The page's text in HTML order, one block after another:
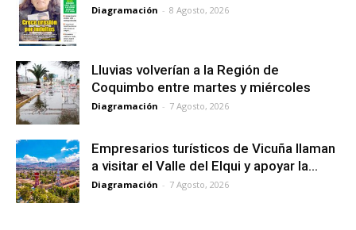
Diagramación - 8 Agosto, 2026
Lluvias volverían a la Región de
Coquimbo entre martes y miércoles
Diagramación - 7 Agosto, 2026
Empresarios turísticos de Vicuña llaman
a visitar el Valle del Elqui y apoyar la...
Diagramación - 7 Agosto, 2026